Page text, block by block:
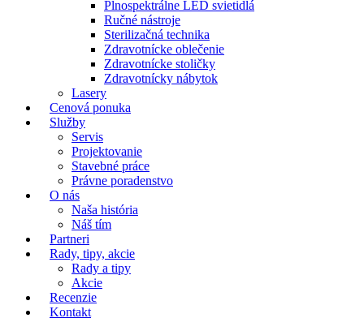
Plnospektrálne LED svietidlá
Ručné nástroje
Sterilizačná technika
Zdravotnícke oblečenie
Zdravotnícke stoličky
Zdravotnícky nábytok
Lasery
Cenová ponuka
Služby
Servis
Projektovanie
Stavebné práce
Právne poradenstvo
O nás
Naša história
Náš tím
Partneri
Rady, tipy, akcie
Rady a tipy
Akcie
Recenzie
Kontakt